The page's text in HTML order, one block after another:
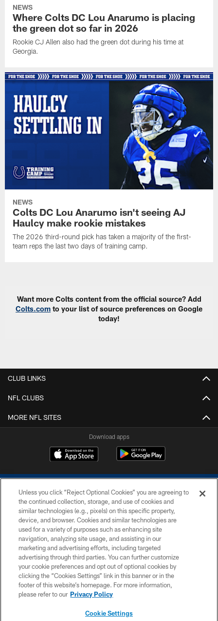
NEWS
Where Colts DC Lou Anarumo is placing
the green dot so far in 2026
Rookie CJ Allen also had the green dot during his time at
Georgia.
NEWS
Colts DC Lou Anarumo isn't seeing AJ
Haulcy make rookie mistakes
The 2026 third-round pick has taken a majority of the first-
team reps the last two days of training camp.
Want more Colts content from the official source? Add
Colts.com to your list of source preferences on Google
today!
CLUB LINKS
NFL CLUBS
MORE NFL SITES
Download apps
COPYRIGHT © 2026 COLTS, INC.
PRIVACY POLICY
ACCESSIBILITY
CONTACT US
SITE MAP
Unless you click “Reject Optional Cookies” you are agreeing to
the continued collection, storage, and use of cookies and
similar technologies (e.g., pixels) on this specific property,
device, and browser. Cookies and similar technologies are
used for a variety of purposes such as enhancing site
navigation, analyzing site usage, and assisting in our
marketing and advertising efforts, including targeted
advertising through third parties. You can further customize
your cookie preferences and opt out of optional cookies by
clicking the “Cookies Settings” link in this banner or in the
footer of this website’s homepage. For more information,
please refer to our Privacy Policy
Cookie Settings